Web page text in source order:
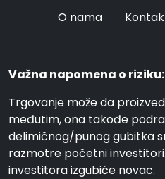
O nama
Važna napomena o riziku:
Trgovanje može da
međutim, ona takođe
delimičnog/punog gubitka
razmotre početni
investitora izgubiće novac.